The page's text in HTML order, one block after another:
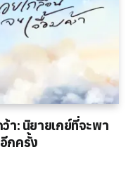
า: นิยายเกย์ที่จะพา
กครั้ง